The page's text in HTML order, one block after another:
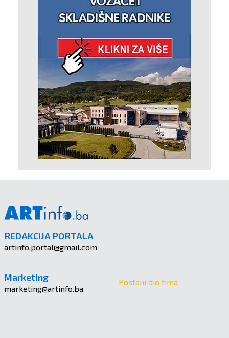
REDAKCIJA PORTALA
artinfo.portal@gmail.com
Marketing
marketing@artinfo.ba
Postani dio tima